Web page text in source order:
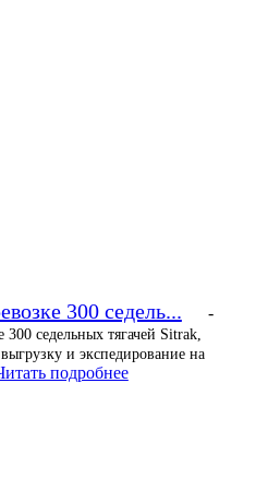
300 седель... -
седельных тягачей Sitrak,
и экспедирование на
подробнее